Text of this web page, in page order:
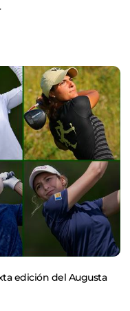
edición del Augusta